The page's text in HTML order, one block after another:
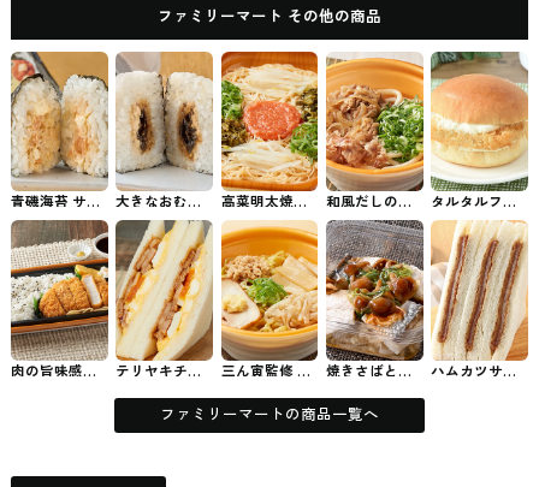
ファミリーマート その他の商品
青磯海苔 サー
モンクリーム
チーズ ファミ
マのおむずび
大きなおむす
び 昆布とツナ
マヨネーズ フ
ァミマのおむ
ずび
高菜明太焼ビ
ーフン ファミ
マのビーフン
和風だしの牛
肉うどん ファ
ミマのうどん
タルタルフィ
ッシュバーガ
ー ファミマの
パン・サンド
肉の旨味感じ
る！特製とん
テリヤキチキ
ンとたまごの
サンド ファミ
マのパン・サ
三ん寅監修 味
噌らーめん フ
ァミマのラー
メン
焼きさばとな
めこ おろしだ
し ファミマの
惣菜
ハムカツサン
ド ファミマの
ファミリーマートの商品一覧へ